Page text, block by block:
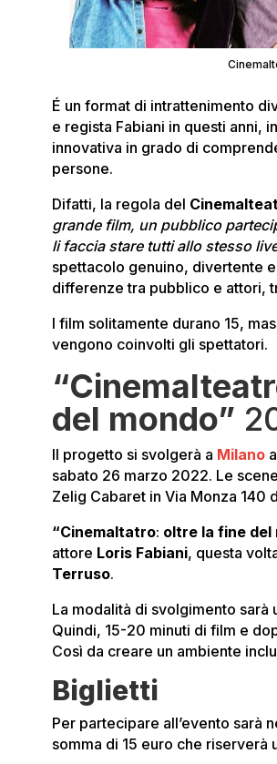
É un format di intrattenimento
e regista Fabiani in questi anni,
innovativa in grado di
persone.
Difatti, la regola del
grande film, un pubblico
li faccia stare tutti allo stesso
spettacolo genuino, divertente
differenze tra pubblico e attori,
I film solitamente durano 15,
vengono coinvolti gli spettatori.
del mondo”
Il progetto si svolgerà a Milano
sabato 26 marzo 2022. Le
Zelig Cabaret in Via Monza 140
“Cinemaltatro: oltre la fine del
attore Loris Fabiani, questa
Terruso.
La modalità di svolgimento sarà
Quindi, 15-20 minuti di film e
Così da creare un ambiente
Biglietti
Per partecipare all’evento sarà
somma di 15 euro che riserverà